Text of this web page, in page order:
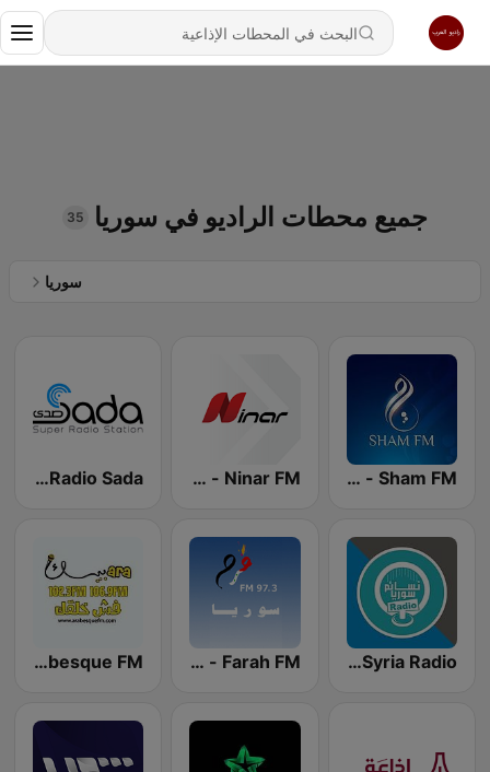
جميع محطات الراديو في سوريا 35
سوريا
Sham FM - إذاعة شام إف إم Ninar FM - نينار اف ام Radio Sada (راديو صدى)
Nasaem Syria Radio - راديو نسائم سوريا Farah FM - فرح إف إم Arabesque FM - أرابيسك اف ام